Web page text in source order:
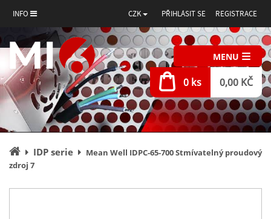
INFO CZK PŘIHLÁSIT SE REGISTRACE
MENU
0 ks 0,00 KČ
Úvodní
stránka
IDP serie
Mean Well IDPC-65-700 Stmívatelný proudový
zdroj 7